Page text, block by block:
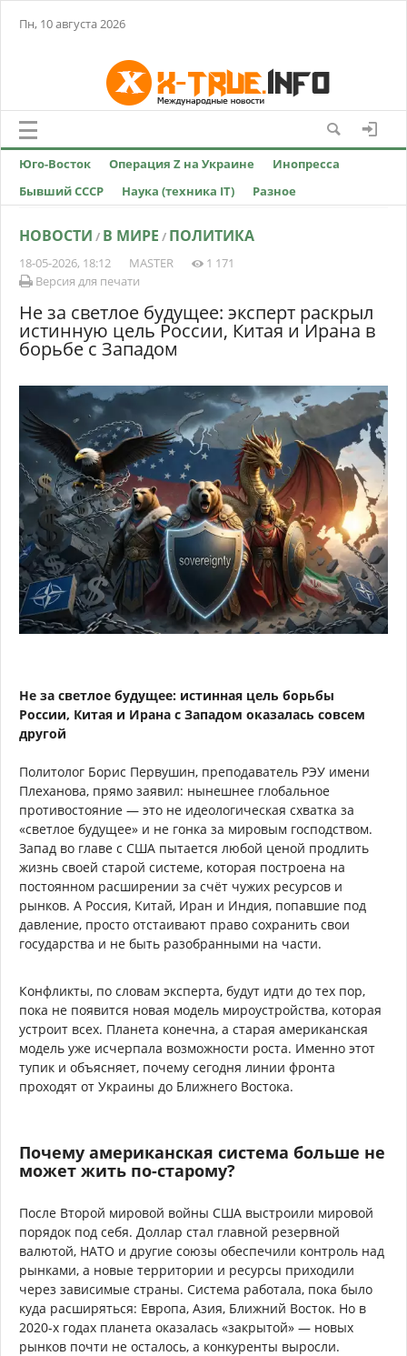
Пн, 10 августа 2026
Юго-Восток Операция Z на Украине
Инопресса
Бывший СССР
Наука (техника IT) Разное
НОВОСТИ / В МИРЕ / ПОЛИТИКА
18-05-2026, 18:12 MASTER
1 171
Версия для печати
Не за светлое будущее: эксперт раскрыл
истинную цель России, Китая и Ирана в
борьбе с Западом
Не за светлое будущее: истинная цель борьбы
России, Китая и Ирана с Западом оказалась совсем
другой
Политолог Борис Первушин, преподаватель РЭУ имени
Плеханова, прямо заявил: нынешнее глобальное
противостояние — это не идеологическая схватка за
«светлое будущее» и не гонка за мировым господством.
Запад во главе с США пытается любой ценой продлить
жизнь своей старой системе, которая построена на
постоянном расширении за счёт чужих ресурсов и
рынков. А Россия, Китай, Иран и Индия, попавшие под
давление, просто отстаивают право сохранить свои
государства и не быть разобранными на части.
Конфликты, по словам эксперта, будут идти до тех пор,
пока не появится новая модель мироустройства, которая
устроит всех. Планета конечна, а старая американская
модель уже исчерпала возможности роста. Именно этот
тупик и объясняет, почему сегодня линии фронта
проходят от Украины до Ближнего Востока.
Почему американская система больше не
может жить по-старому?
После Второй мировой войны США выстроили мировой
порядок под себя. Доллар стал главной резервной
валютой, НАТО и другие союзы обеспечили контроль над
рынками, а новые территории и ресурсы приходили
через зависимые страны. Система работала, пока было
куда расширяться: Европа, Азия, Ближний Восток. Но в
2020-х годах планета оказалась «закрытой» — новых
рынков почти не осталось, а конкуренты выросли.